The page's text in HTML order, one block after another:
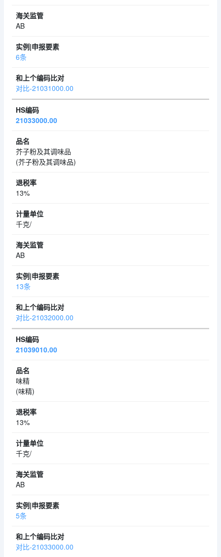
AB
6条
对比-21031000.00
21033000.00
芥子粉及其调味品
(芥子粉及其调味品)
13%
千克/
AB
13条
对比-21032000.00
21039010.00
味精
(味精)
13%
千克/
AB
5条
对比-21033000.00